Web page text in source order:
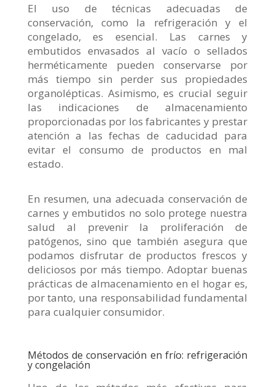
El uso de técnicas adecuadas de
conservación, como la refrigeración y el
congelado, es esencial. Las carnes y
embutidos envasados al vacío o sellados
herméticamente pueden conservarse por
más tiempo sin perder sus propiedades
organolépticas. Asimismo, es crucial seguir
las indicaciones de almacenamiento
proporcionadas por los fabricantes y prestar
atención a las fechas de caducidad para
evitar el consumo de productos en mal
estado.
En resumen, una adecuada conservación de
carnes y embutidos no solo protege nuestra
salud al prevenir la proliferación de
patógenos, sino que también asegura que
podamos disfrutar de productos frescos y
deliciosos por más tiempo. Adoptar buenas
prácticas de almacenamiento en el hogar es,
por tanto, una responsabilidad fundamental
para cualquier consumidor.
Métodos de conservación en frío: refrigeración
y congelación